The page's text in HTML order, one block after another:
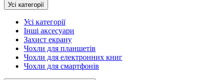
Усі категорії
Усі категорії
Інші аксесуари
Захист екрану
Чохли для планшетів
Чохли для електронних книг
Чохли для смартфонів